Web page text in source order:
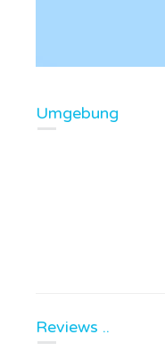
Umgebung
Reviews ..